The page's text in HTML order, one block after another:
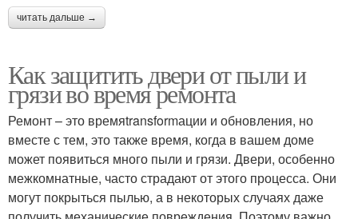
читать дальше →
Как защитить двери от пыли и
грязи во время ремонта
Ремонт – это времяtransformации и обновления, но
вместе с тем, это также время, когда в вашем доме
может появиться много пыли и грязи. Двери, особенно
межкомнатные, часто страдают от этого процесса. Они
могут покрыться пылью, а в некоторых случаях даже